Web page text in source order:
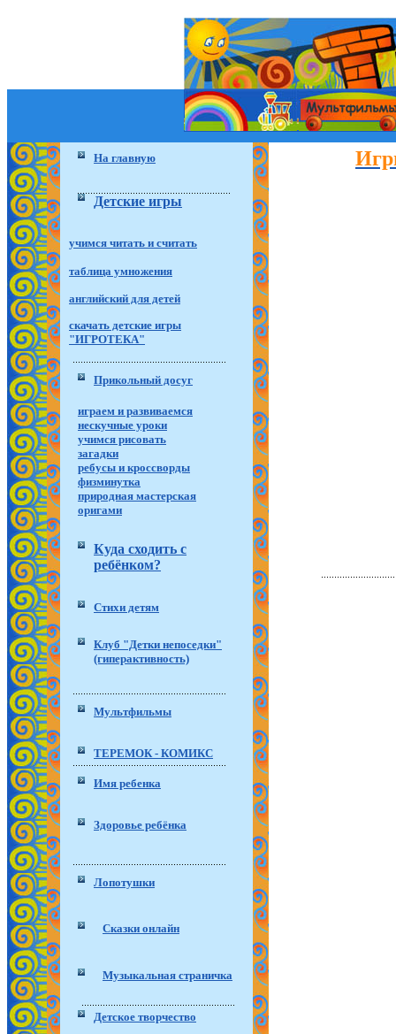
На главную
Детские игры
учимся читать и считать
таблица умножения
английский для детей
скачать детские игры
"ИГРОТЕКА"
Прикольный досуг
играем и развиваемся
нескучные уроки
учимся рисовать
загадки
ребусы и кроссворды
физминутка
природная мастерская
оригами
Куда сходить с
ребёнком?
Стихи детям
Клуб "Детки непоседки"
(гиперактивность)
Мультфильмы
ТЕРЕМОК - КОМИКС
Имя ребенка
Здоровье ребёнка
Лопотушки
Сказки онлайн
Музыкальная страничка
Детское творчество